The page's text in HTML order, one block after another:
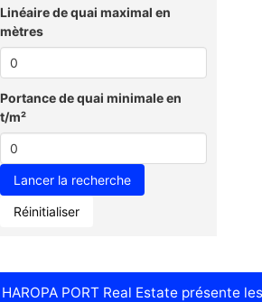
Linéaire de quai maximal en
mètres
Portance de quai minimale en
t/m²
Réinitialiser
HAROPA PORT Real Estate présente les